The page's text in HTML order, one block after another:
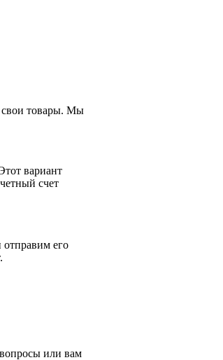
свои товары. Мы
вариант
счет
отправим его
или вам